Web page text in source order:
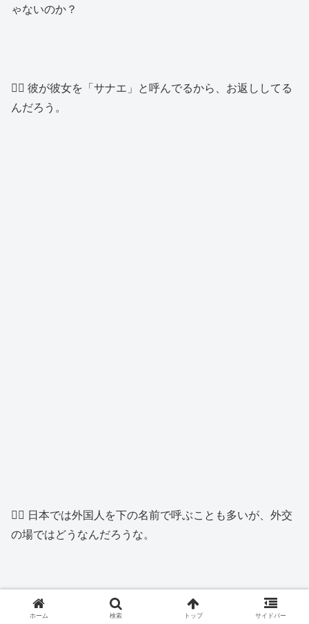
ゃないのか？
👱‍♂️ 彼が彼女を「サナエ」と呼んでるから、お返ししてる
んだろう。
👱‍♂️ 日本では外国人を下の名前で呼ぶことも多いが、外交
の場ではどうなんだろうな。
👨🏼‍💼 日本の文化で下の名前を呼び捨てにするのは、親
ホーム 検索 トップ サイドバー